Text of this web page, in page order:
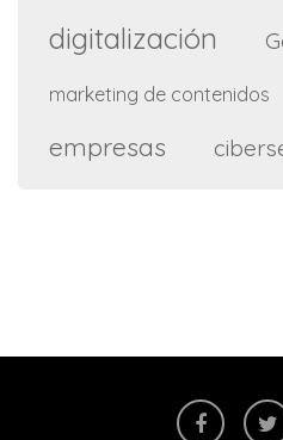
digitalización
marketing de contenidos
empresas